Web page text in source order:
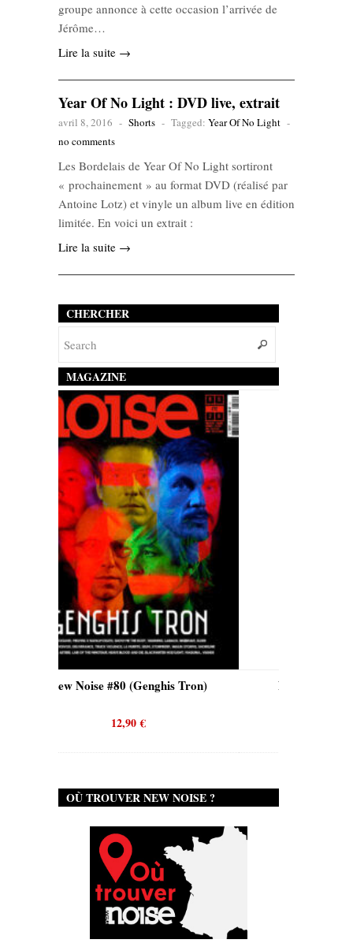
groupe annonce à cette occasion l’arrivée de
Jérôme…
Lire la suite →
Year Of No Light : DVD live, extrait
avril 8, 2016 - Shorts - Tagged: Year Of No Light -
no comments
Les Bordelais de Year Of No Light sortiront
« prochainement » au format DVD (réalisé par
Antoine Lotz) et vinyle un album live en édition
limitée. En voici un extrait :
Lire la suite →
CHERCHER
MAGAZINE
Tron) New Noise #80 (Quicksand)
OÙ TROUVER NEW NOISE ?